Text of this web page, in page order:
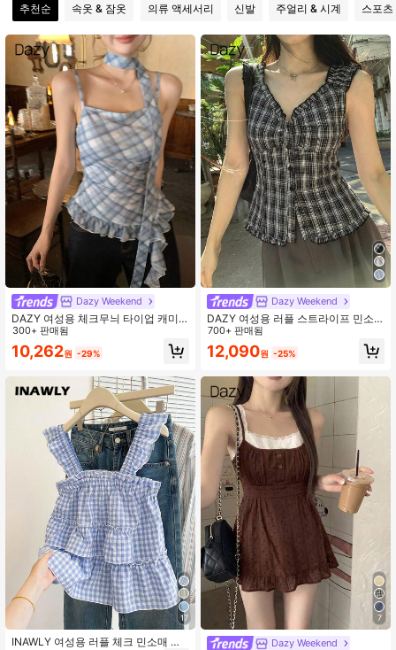
4.91 6.6M 팔로워
4.91 6.6M 팔로워
4.91 6.6M 팔로워
6.6M 팔로워
추천순 속옷 & 잠옷 의류 액세서리 신발 주얼리 & 시계 스포
Dazy Weekend
DAZY 여성용 체크무늬 타이업 캐미
솔 홀터 탑 귀여운 외출용 탑
300+ 판매됨
10,262원 -29%
17
INAWLY 여성용 러플 체크 민소매 캐
Dazy Weekend
DAZY 여성용 러플 스트라이프 민소
매 상의, 여름에 신선하고 젊은 느낌
700+ 판매됨
12,090원 -25%
7
Dazy Weekend